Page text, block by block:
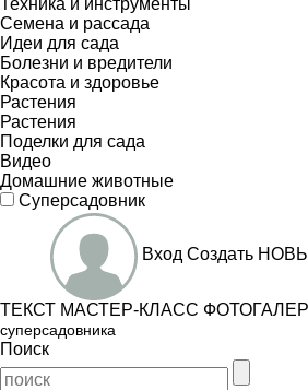
Техника и инструменты
Семена и рассада
Идеи для сада
Болезни и вредители
Красота и здоровье
Растения
Растения
Поделки для сада
Видео
Домашние животные
Суперсадовник
Вход Создать
ТЕКСТ МАСТЕР-КЛАСС
суперсадовника
Поиск